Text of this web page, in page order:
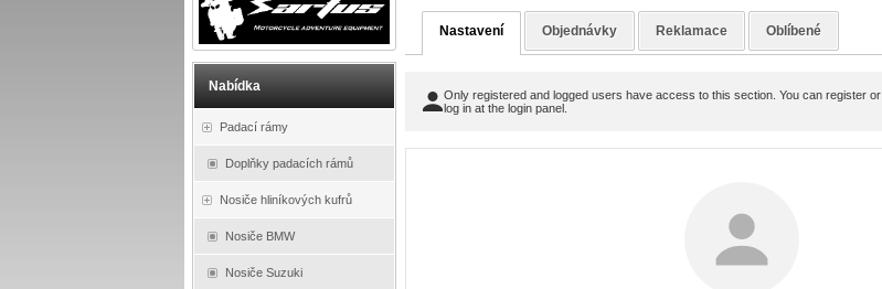
Nabídka
Padací rámy
Doplňky padacích rámů
Nosiče hliníkových kufrů
Nosiče BMW
Nosiče Suzuki
Nastavení Objednávky Reklamace Oblíbené
Only registered and logged users have access to this section. You can register or
log in at the login panel.